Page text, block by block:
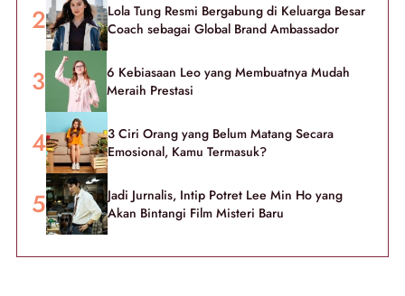
Lola Tung Resmi Bergabung di Keluarga Besar
Coach sebagai Global Brand Ambassador
6 Kebiasaan Leo yang Membuatnya Mudah
Meraih Prestasi
3 Ciri Orang yang Belum Matang Secara
Emosional, Kamu Termasuk?
Jadi Jurnalis, Intip Potret Lee Min Ho yang
Akan Bintangi Film Misteri Baru